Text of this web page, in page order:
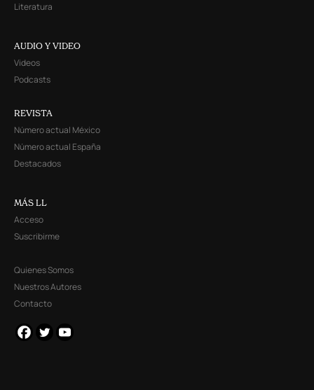
Literatura
AUDIO Y VIDEO
Videos
Podcasts
REVISTA
Número actual México
Número actual España
Destacados
MÁS LL
Acceso
Suscribirme
Quienes Somos
Nuestros Autores
Contacto